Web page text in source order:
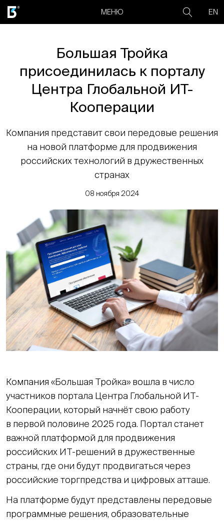
МЕНЮ EN
Большая Тройка
присоединилась к порталу
Центра Глобальной ИТ-
Кооперации
Компания представит свои передовые решения
на новой платформе для продвижения
российских технологий в дружественных
странах
08 ноября 2024
Компания «Большая Тройка» вошла в число
участников портала Центра Глобальной ИТ-
Кооперации, который начнёт свою работу
в первой половине 2025 года. Портал станет
важной платформой для продвижения
российских ИТ-решений в дружественные
страны, где они будут продвигаться через
российские торгпредства и цифровых атташе.
На платформе будут представлены передовые
программные решения, образовательные